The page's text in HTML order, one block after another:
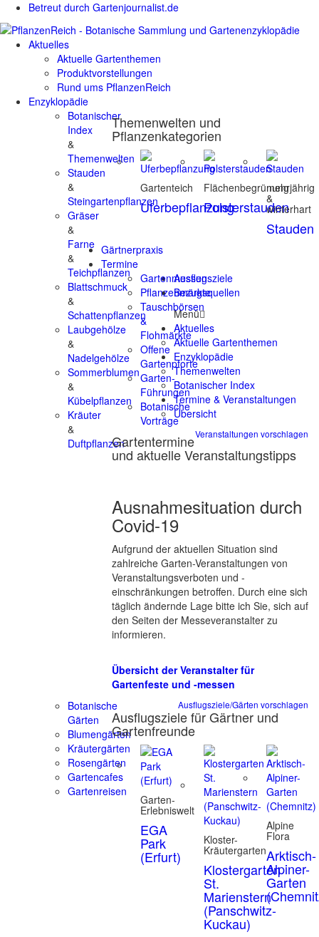
Betreut durch Gartenjournalist.de
Aktuelles
Aktuelle Gartenthemen
Produktvorstellungen
Rund ums PflanzenReich
Enzyklopädie
Botanischer
Index
&
Themenwelten
Stauden
&
Steingartenpflanzen
Gräser
&
Farne
&
Teichpflanzen
Blattschmuck
&
Schattenpflanzen
Laubgehölze
&
Nadelgehölze
Sommerblumen
&
Kübelpflanzen
Kräuter
&
Duftpflanzen
Themenwelten und
Pflanzenkategorien
Gartenteich
Uferbepflanzung
Flächenbegrünung
Polsterstauden
mehrjährig
&
winterhart
Stauden
Gärtnerpraxis
Termine
Gartenmessen
Pflanzenmärkte
Tauschbörsen
&
Flohmärkte
Offene
Gartenpforte
Garten-
Führungen
Botanische
Vorträge
Veranstaltungen vorschlagen
Gartentermine
und aktuelle Veranstaltungstipps
Ausnahmesituation durch
Covid-19
Aufgrund der aktuellen Situation sind
zahlreiche Garten-Veranstaltungen von
Veranstaltungsverboten und -
einschränkungen betroffen. Durch eine sich
täglich ändernde Lage bitte ich Sie, sich auf
den Seiten der Messeveranstalter zu
informieren.
Übersicht der Veranstalter für
Gartenfeste und -messen
Ausflugsziele
Botanische
Gärten
Blumengärten
Kräutergärten
Rosengärten
Gartencafes
Gartenreisen
Ausflugsziele/Gärten vorschlagen
Ausflugsziele für Gärtner und
Gartenfreunde
Garten-
Erlebniswelt
EGA
Park
(Erfurt)
Kloster-
Kräutergarten
Klostergarten
St.
Marienstern
(Panschwitz-
Kuckau)
Alpine
Flora
Arktisch-
Alpiner-
Garten
Bezugsquellen
Menü
Aktuelles
Aktuelle Gartenthemen
Enzyklopädie
Themenwelten
Botanischer Index
Termine & Veranstaltungen
Übersicht